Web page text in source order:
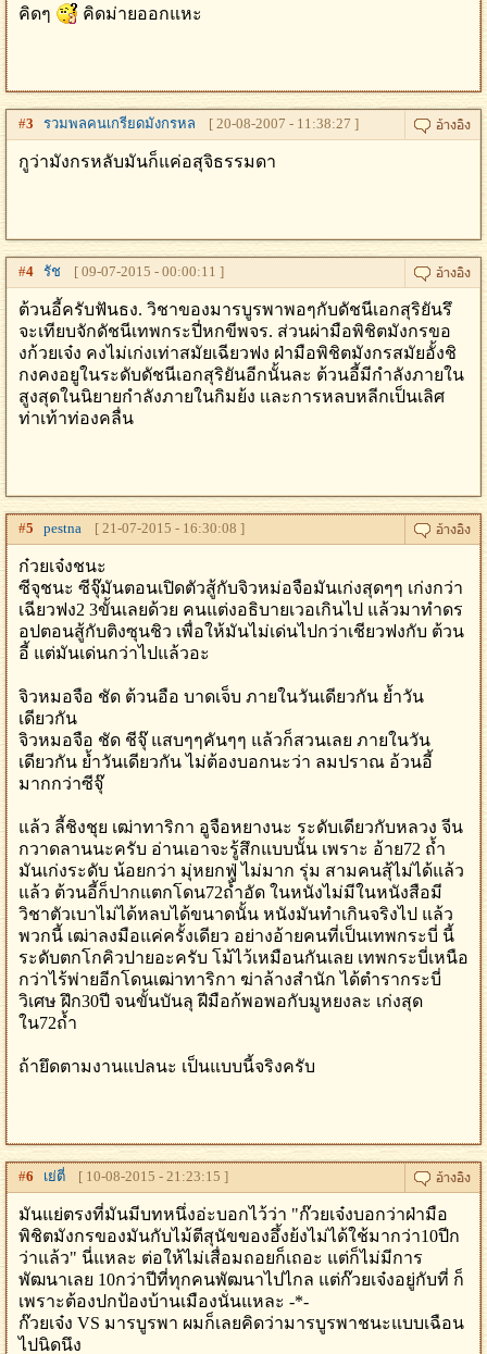
คิดๆ คิดม่ายออกแหะ
#3 รวมพลคนเกรียดมังกรหล [ 20-08-2007 - 11:38:27 ]
กูว่ามังกรหลับมันก็แค่อสุจิธรรมดา
#4 รัช [ 09-07-2015 - 00:00:11 ]
ต้วนอี้ครับฟันธง. วิชาของมารบูรพาพอๆกับดัชนีเอกสุริยันรึ
จะเทียบจักดัชนีเทพกระปี่หกขีพจร. ส่วนผ่ามือพิชิตมังกรขอ
งก้วยเจ๋ง คงไม่เก่งเท่าสมัยเฉียวฟง ฝ่ามือพิชิตมังกรสมัยอั้งชิ
กงคงอยูในระดับดัชนีเอกสุริยันอีกนั้นละ ต้วนอี้มีกำลังภายใน
สูงสุดในนิยายกำลังภายในกิมย้ง เเละการหลบหลีกเป็นเลิศ
ท่าเท้าท่องคลื่น
#5 pestna [ 21-07-2015 - 16:30:08 ]
ก๋วยเจ๋งชนะ
ซีจุชนะ ซีจุ๊มันตอนเปิดตัวสู้กับจิวหม่อจือมันเก่งสุดๆๆ เก่งกว่า
เฉียวฟง2 3ขั้นเลยด้วย คนแต่งอธิบายเวอเกินไป แล้วมาทำดร
อปตอนสู้กับติงซุนชิว เพื่อให้มันไม่เด่นไปกว่าเชียวฟงกับ ต้วน
อี้ แต่มันเด่นกว่าไปแล้วอะ
จิวหมอจือ ชัด ต้วนอือ บาดเจ็บ ภายในวันเดียวกัน ย้ำวัน
เดียวกัน
จิวหมอจือ ชัด ชีจุ๊ แสบๆๆคันๆๆ แล้วก็สวนเลย ภายในวัน
เดียวกัน ย้ำวันเดียวกัน ไม่ต้องบอกนะว่า ลมปราณ อ้วนอี้
มากกว่าซีจุ๊
แล้ว ลี้ชิงชุย เฒ่าทาริกา อูจือหยางนะ ระดับเดียวกับหลวง จีน
กวาดลานนะครับ อ่านเอาจะรู้สึกแบบนั้น เพราะ อ้าย72 ถ้ำ
มันเก่งระดับ น้อยกว่า มุ่หยกฟู่ ไม่มาก รุ่ม สามคนสุ้ไม่ได้แล้ว
แล้ว ต้วนอี้ก็ปากแตกโดน72ถ้ำอัด ในหนังไม่มีในหนังสือมี
วิชาตัวเบาไม่ได้หลบได้ขนาดนั้น หนังมันทำเกินจริงไป แล้ว
พวกนี้ เฒ่าลงมือแค่ครั้งเดียว อย่างอ้ายคนที่เป็นเทพกระบี่ นี้
ระดับตกโกคิวปายอะครับ โม้ไว้เหมือนกันเลย เทพกระบี่เหนือ
กว่าไร้พ่ายอีกโดนเฒ่าทาริกา ฆ่าล้างสำนัก ได้ตำรากระบี่
วิเศษ ฝึก30ปี จนขั้นบันลุ ฝีมือก้พอพอกับมูหยงละ เก่งสุด
ใน72ถ้ำ
ถ้ายึดตามงานแปลนะ เป็นแบบนี้จริงครับ
#6 เย่ตี่ [ 10-08-2015 - 21:23:15 ]
มันแย่ตรงที่มันมีบทหนึ่งอ่ะบอกไว้ว่า "ก๊วยเจ๋งบอกว่าฝ่ามือ
พิชิตมังกรของมันกับไม้ตีสุนัขของอึ้งย้งไม่ได้ใช้มากว่า10ปีก
ว่าแล้ว" นี่แหละ ต่อให้ไม่เสื่อมถอยก็เถอะ แต่ก็ไม่มีการ
พัฒนาเลย 10กว่าปีที่ทุกคนพัฒนาไปไกล แต่ก๊วยเจ๋งอยู่กับที่ ก็
เพราะต้องปกป้องบ้านเมืองนั่นแหละ -*-
ก๊วยเจ๋ง VS มารบูรพา ผมก็เลยคิดว่ามารบูรพาชนะแบบเฉือน
ไปนิดนึง